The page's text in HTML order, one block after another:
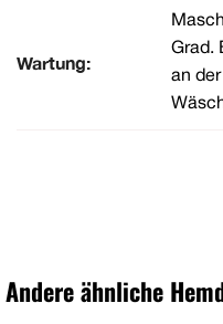
Wartung:
Grad.
an
Andere ähnliche